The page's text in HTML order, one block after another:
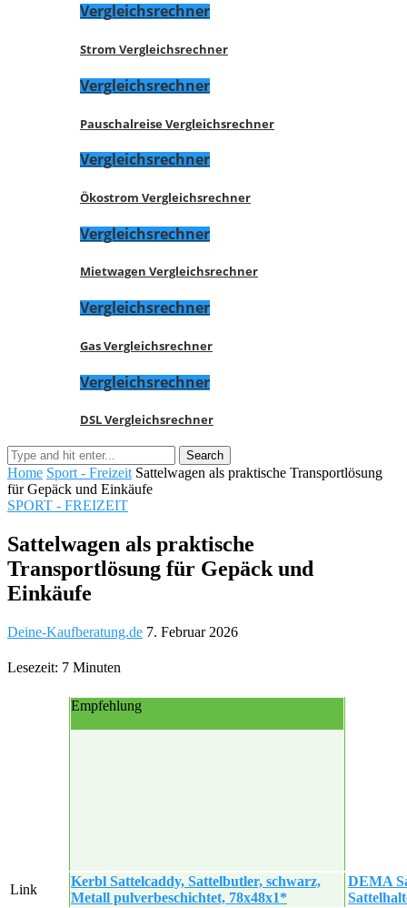
Vergleichsrechner
Strom Vergleichsrechner
Vergleichsrechner
Pauschalreise Vergleichsrechner
Vergleichsrechner
Ökostrom Vergleichsrechner
Vergleichsrechner
Mietwagen Vergleichsrechner
Vergleichsrechner
Gas Vergleichsrechner
Vergleichsrechner
DSL Vergleichsrechner
Home Sport - Freizeit Sattelwagen als praktische Transportlösung
für Gepäck und Einkäufe
SPORT - FREIZEIT
Sattelwagen als praktische
Transportlösung für Gepäck und
Einkäufe
Deine-Kaufberatung.de 7. Februar 2026
Lesezeit: 7 Minuten
Empfehlung
Link
Kerbl Sattelcaddy, Sattelbutler, schwarz,
Metall pulverbeschichtet, 78x48x1*
DEMA